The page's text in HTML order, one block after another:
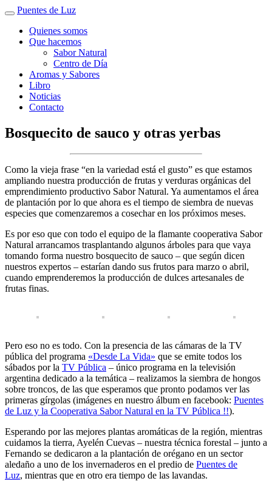
Puentes de Luz
Quienes somos
Que hacemos
Sabor Natural
Centro de Día
Aromas y Sabores
Libro
Noticias
Contacto
Bosquecito de sauco y otras yerbas
Como la vieja frase “en la variedad está el gusto” es que estamos
ampliando nuestra producción de frutas y verduras orgánicas del
emprendimiento productivo Sabor Natural. Ya aumentamos el área
de plantación por lo que ahora es el tiempo de siembra de nuevas
especies que comenzaremos a cosechar en los próximos meses.
Es por eso que con todo el equipo de la flamante cooperativa Sabor
Natural arrancamos trasplantando algunos árboles para que vaya
tomando forma nuestro bosquecito de sauco – que según dicen
nuestros expertos – estarían dando sus frutos para marzo o abril,
cuando emprenderemos la producción de dulces artesanales de
frutas finas.
Pero eso no es todo. Con la presencia de las cámaras de la TV
pública del programa «Desde La Vida» que se emite todos los
sábados por la TV Pública – único programa en la televisión
argentina dedicado a la temática – realizamos la siembra de hongos
sobre troncos, de las que esperamos que pronto podamos ver las
primeras gírgolas (imágenes en nuestro álbum en facebook: Puentes
de Luz y la Cooperativa Sabor Natural en la TV Pública !!).
Esperando por las mejores plantas aromáticas de la región, mientras
cuidamos la tierra, Ayelén Cuevas – nuestra técnica forestal – junto a
Fernando se dedicaron a la plantación de orégano en un sector
aledaño a uno de los invernaderos en el predio de Puentes de
Luz, mientras que en otro era tiempo de las lavandas.